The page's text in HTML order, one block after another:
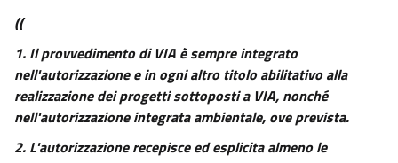
((TITOLO II
LA VALUTAZIONE AMBIENTALE STRATEGICA))
11
12
13
((
1. Il provvedimento di VIA è sempre integrato
nell'autorizzazione e in ogni altro titolo abilitativo alla
realizzazione dei progetti sottoposti a VIA, nonché
nell'autorizzazione integrata ambientale, ove prevista.
2. L'autorizzazione recepisce ed esplicita almeno le